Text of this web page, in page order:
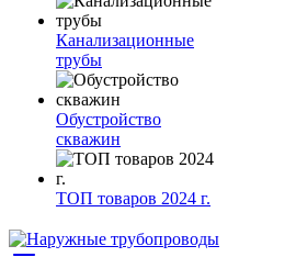
Канализационные
трубы
Обустройство
скважин
ТОП товаров 2024 г.